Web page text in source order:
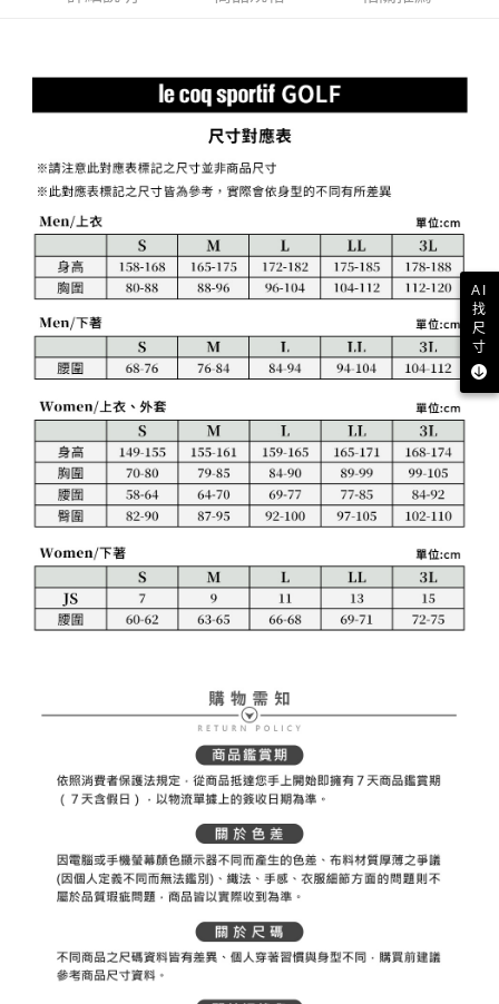
買賣價金債權讓與本公司後，依約使用本公司帳單繳交帳款。
2.基於同意付款使用「大哥付你分期」之契約關係目的，商店將以您的個人
資料（包含姓名、電話或地址）提供予台灣大哥大進項蒐集、處理及利用，
3.完整用戶服務條款，請詳閱以下連結：https://oppay.tw/userRule
購買商品的店家。未經商家同意取消之訂單仍視為有效，需透過AFTEE先享
是否繳費成功／繳費後需取消欲退款等相關疑問，請聯繫「AFTEE先享後付
客戶支援中心」https://netprotections.freshdesk.com/support/home
【注意事項】
１．透過由恩沛科技股份有限公司提供之「AFTEE先享後付」服務完成之交
易，需依本服務之必要範圍內提供個人資料，並將交易相關給付款項請求債
權轉讓予恩沛科技股份有限公司。
２．關於個人資料處理事宜，請瀏覽以下網址：
https://aftee.tw/terms/#terms3
３．未成年的使用者請事先徵得法定代理人或監護人之同意方可使用
「AFTEE先享後付」，若未經同意申辦者引起之損失，本公司不負相關責
任。
４．使用「AFTEE先享後付」時，將依據個別帳號之用戶狀況，依本公司即
時審查核予不同之上限額度；若仍有額度不足之情形，本公司將視審查結果
請求用戶進行身份認證。
５．嚴禁一人註冊多個帳號或使用他人資訊註冊。若發現惡意使用之情形，
恩沛科技股份有限公司將有權停止該用戶之使用額度並採取法律行動。
免運費
7-11取貨付款
免運費
付款後7-11取貨
免運費
宅配
免運費
離島宅配
免運費
AI
找
尺
寸